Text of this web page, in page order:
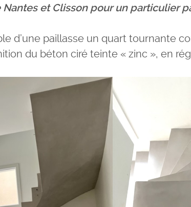
Nantes et Clisson pour un particulier
d’une paillasse un quart tournante
du béton ciré teinte « zinc », en